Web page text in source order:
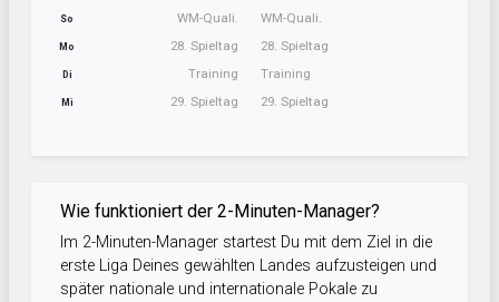
So WM-Quali.
Mo 28. Spieltag
Di Training
Mi 29. Spieltag
WM-Quali.
28. Spieltag
Training
29. Spieltag
Wie funktioniert der 2-Minuten-Manager?
Im 2-Minuten-Manager startest Du mit dem Ziel in die
erste Liga Deines gewählten Landes aufzusteigen und
später nationale und internationale Pokale zu